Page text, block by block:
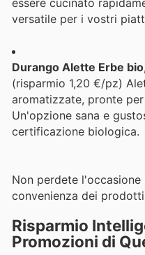
versatile per i vostri
Durango Alette Erbe
(risparmio 1,20 €/pz)
aromatizzate, pronte
Un'opzione sana e
certificazione biologica.
Non perdete
convenienza dei prodotti
Risparmio
Promozioni di